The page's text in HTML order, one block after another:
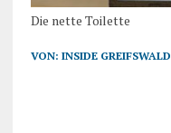
Die nette Toilette
VON: INSIDE GREIFSWALD